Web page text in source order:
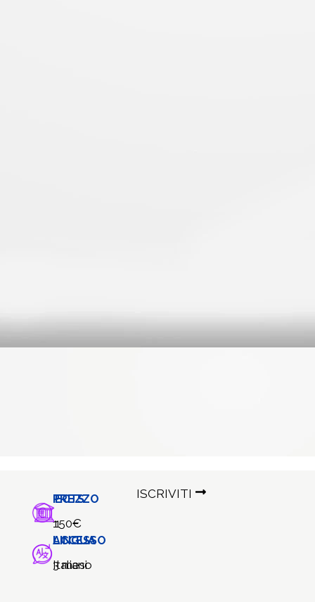
PREZZO
150€
ECTS
1
LINGUA
Italiano
ACCESSO
3 mesi
ISCRIVITI